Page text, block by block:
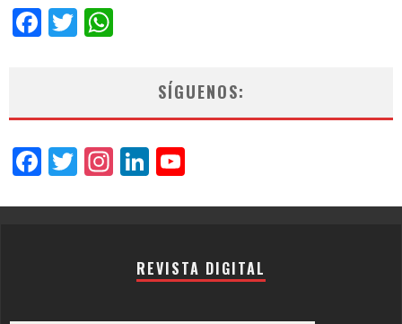
Facebook
Twitter
SÍGUENOS:
Facebook
Twitter
Instagram
LinkedIn
REVISTA DIGITAL